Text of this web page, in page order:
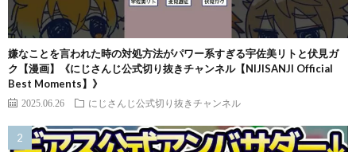
嫌なことを言われた時の対処方法がパワー系すぎる宇佐美リトと伏見ガ
ク【漫画】《にじさんじ公式切り抜きチャンネル【NIJISANJI Official
Best Moments】》
2025.06.26 にじさんじ公式切り抜きチャンネル